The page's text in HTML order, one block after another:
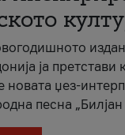
ја претстави
новата џез-
песна „Билјан